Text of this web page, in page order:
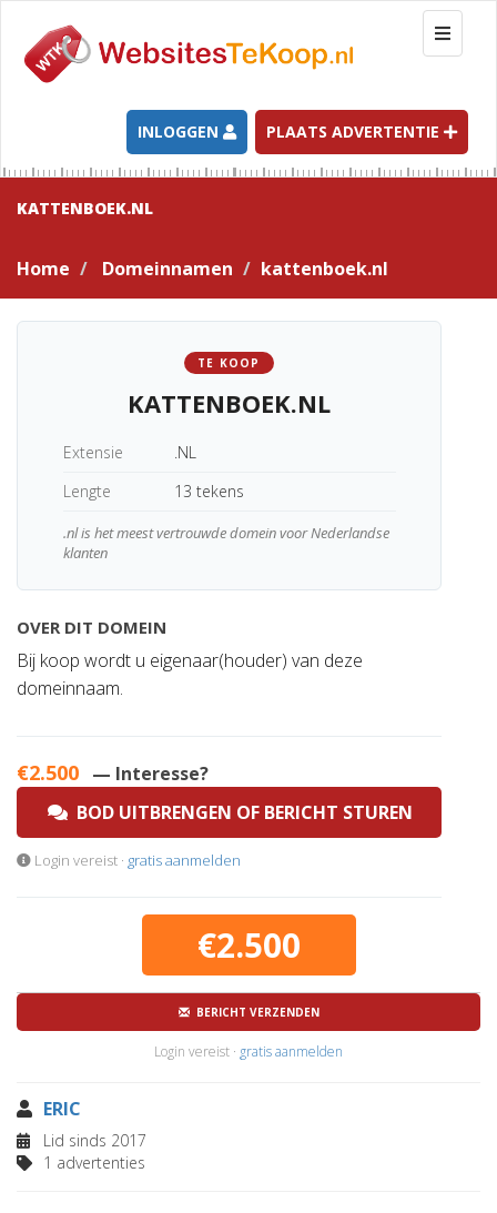
T
o
g
l
e
n
a
t
INLOGGEN PLAATS ADVERTENTIE
KATTENBOEK.NL
Home Domeinnamen kattenboek.nl
TE KOOP
KATTENBOEK.NL
Extensie
.NL
Lengte
13 tekens
.nl is het meest vertrouwde domein voor Nederlandse
klanten
OVER DIT DOMEIN
Bij koop wordt u eigenaar(houder) van deze
domeinnaam.
€2.500 — Interesse?
BOD UITBRENGEN OF BERICHT STUREN
Login vereist · gratis aanmelden
€2.500
BERICHT VERZENDEN
Login vereist · gratis aanmelden
ERIC
Lid sinds 2017
1 advertenties